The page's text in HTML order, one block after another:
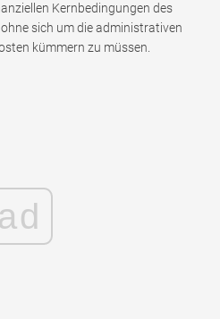
Kernbedingungen des
sich um die administrativen
kümmern zu müssen.
ad